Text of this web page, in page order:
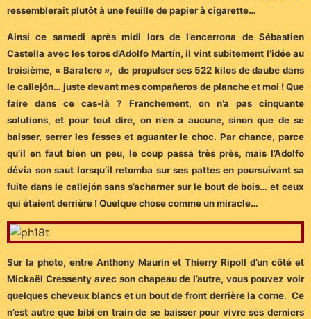
ressemblerait plutôt à une feuille de papier à cigarette…
Ainsi ce samedi après midi lors de l’encerrona de Sébastien
Castella avec les toros d’Adolfo Martín, il vint subitement l’idée au
troisième, « Baratero », de propulser ses 522 kilos de daube dans
le callejón… juste devant mes compañeros de planche et moi ! Que
faire dans ce cas-là ? Franchement, on n’a pas cinquante
solutions, et pour tout dire, on n’en a aucune, sinon que de se
baisser, serrer les fesses et aguanter le choc. Par chance, parce
qu’il en faut bien un peu, le coup passa très près, mais l’Adolfo
dévia son saut lorsqu’il retomba sur ses pattes en poursuivant sa
fuite dans le callejón sans s’acharner sur le bout de bois… et ceux
qui étaient derrière ! Quelque chose comme un miracle…
Sur la photo, entre Anthony Maurin et Thierry Ripoll d’un côté et
Mickaël Cressenty avec son chapeau de l’autre, vous pouvez voir
quelques cheveux blancs et un bout de front derrière la corne. Ce
n’est autre que bibi en train de se baisser pour vivre ses derniers